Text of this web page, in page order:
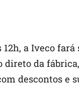
12h, a Iveco
da fábrica,
descontos e